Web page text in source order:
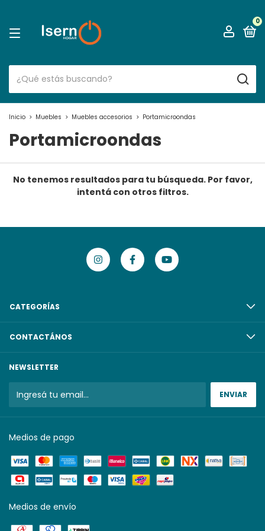
0
Inicio > Muebles > Muebles accesorios > Portamicroondas
Portamicroondas
No tenemos resultados para tu búsqueda. Por favor,
intentá con otros filtros.
CATEGORÍAS
CONTACTÁNOS
NEWSLETTER
Medios de pago
Medios de envío